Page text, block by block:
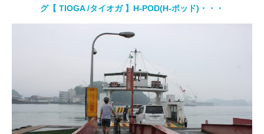
グ【 TIOGA /タイオガ 】H-POD(H-ポッド)・・・